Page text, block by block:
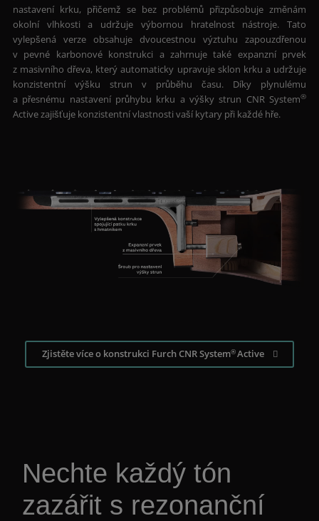
nastavení krku, přičemž se bez problémů přizpůsobuje změnám
okolní vlhkosti a udržuje výbornou hratelnost nástroje. Tato
vylepšená verze obsahuje dvoucestnou výztuhu zapouzdřenou
v pevné karbonové konstrukci a zahrnuje také expanzní prvek
z masivního dřeva, který automaticky upravuje sklon krku a udržuje
konzistentní výšku strun v průběhu času. Díky plynulému
a přesnému nastavení průhybu krku a výšky strun CNR System®
Active zajišťuje konzistentní vlastnosti vaší kytary při každé hře.
Zjistěte více o konstrukci Furch CNR System®Active
Nechte každý tón
zazářit s rezonanční